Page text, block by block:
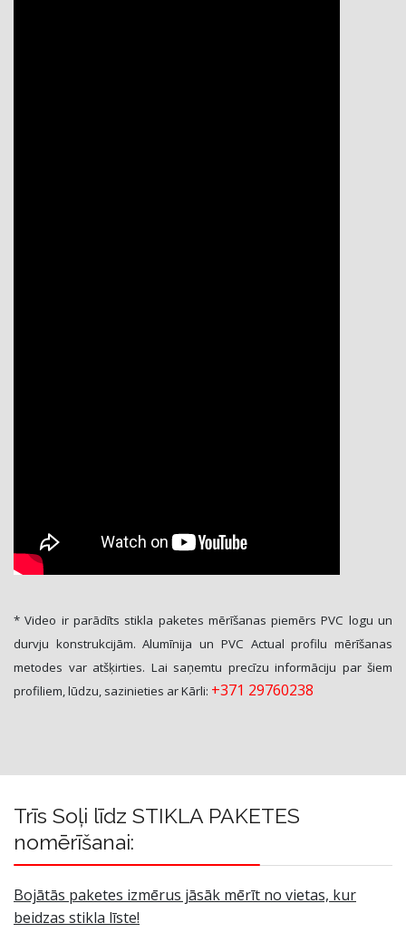
* Video ir parādīts stikla paketes mērīšanas piemērs PVC logu un
durvju konstrukcijām. Alumīnija un PVC Actual profilu mērīšanas
metodes var atšķirties. Lai saņemtu precīzu informāciju par šiem
profiliem, lūdzu, sazinieties ar Kārli: +371 29760238
Trīs Soļi līdz STIKLA PAKETES
nomērīšanai:
Bojātās paketes izmērus jāsāk mērīt no vietas, kur
beidzas stikla līste!